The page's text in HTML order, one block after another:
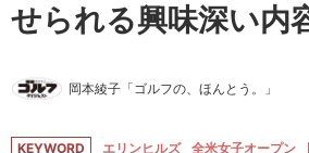
せられる興味深い内
岡本綾子「ゴルフの、ほんとう。」
KEYWORD エリンヒルズ 全米女子オープン